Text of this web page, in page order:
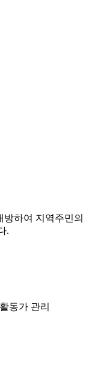
하여 지역주민의
.
동가 관리